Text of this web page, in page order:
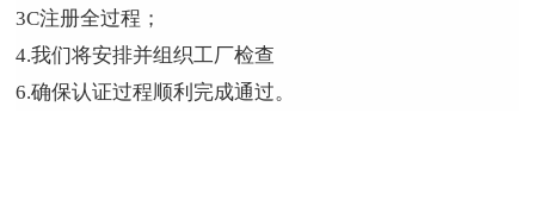
3C注册全过程；
4.我们将安排并组织工厂检查
6.确保认证过程顺利完成通过。